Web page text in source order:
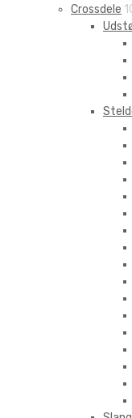
Crossdele